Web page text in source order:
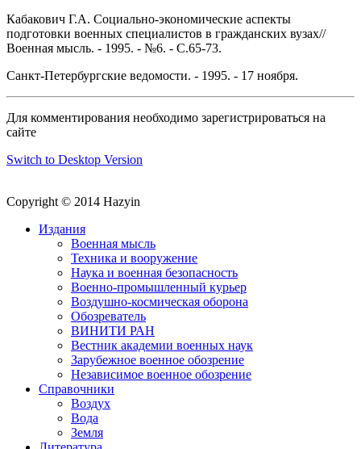
Кабакович Г.А. Социально-экономические аспекты
подготовки военных специалистов в гражданских вузах//
Военная мысль. - 1995. - №6. - С.65-73.
Санкт-Петербургские ведомости. - 1995. - 17 ноября.
Для комментирования необходимо зарегистрироваться на
сайте
Switch to Desktop Version
Copyright © 2014 Hazyin
Издания
Военная мысль
Техника и вооружение
Наука и военная безопасность
Военно-промышленный курьер
Воздушно-космическая оборона
Обозреватель
ВИНИТИ РАН
Вестник академии военных наук
Зарубежное военное обозрение
Независимое военное обозрение
Справочники
Воздух
Вода
Земля